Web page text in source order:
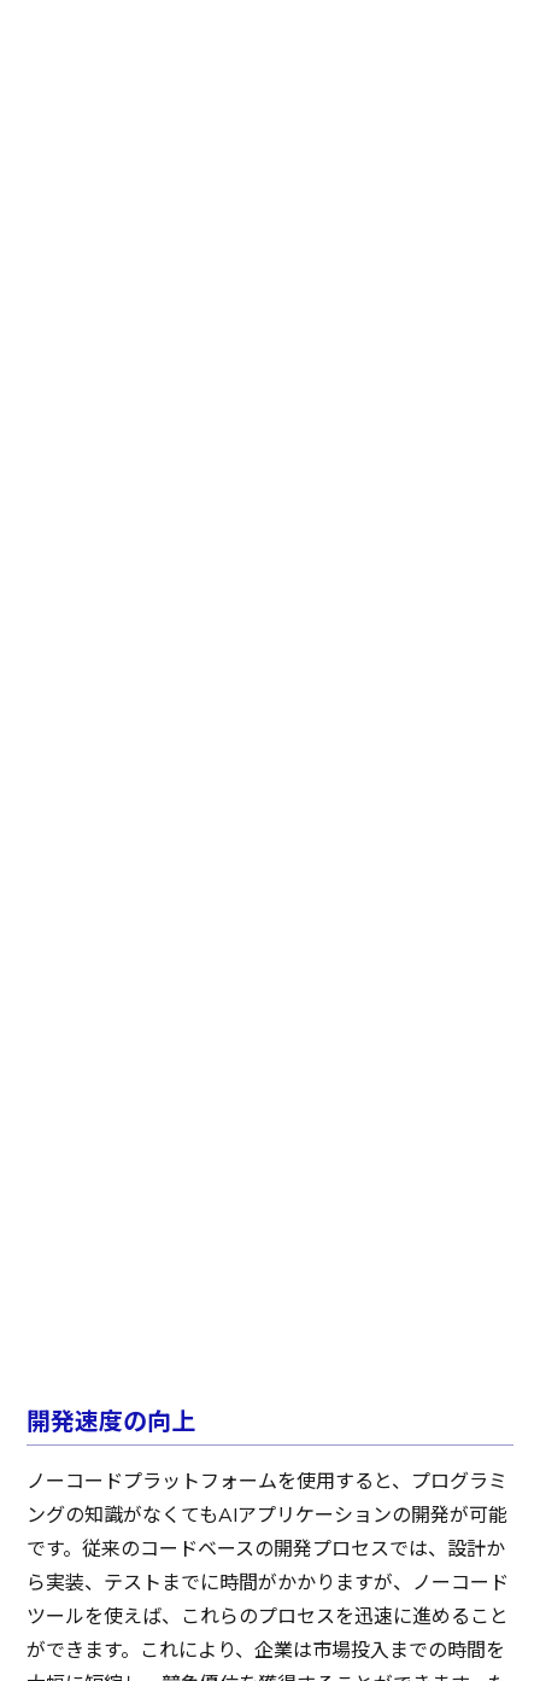
開発速度の向上
ノーコードプラットフォームを使用すると、プログラミ
ングの知識がなくてもAIアプリケーションの開発が可能
です。従来のコードベースの開発プロセスでは、設計か
ら実装、テストまでに時間がかかりますが、ノーコード
ツールを使えば、これらのプロセスを迅速に進めること
ができます。これにより、企業は市場投入までの時間を